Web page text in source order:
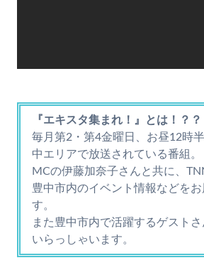
『エキスタ集まれ！』とは！？？
毎月第2・第4金曜日、お昼12時
中エリアで放送されている番組。
MCの伊藤加奈子さんと共に、
豊中市内のイベント情報などをお
す。
また豊中市内で活躍するゲスト
いらっしゃいます。